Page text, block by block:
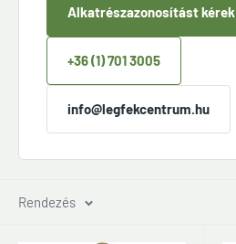
Alkatrészazonosítást kérek
+36 (1) 701 3005
info@legfekcentrum.hu
Rendezés